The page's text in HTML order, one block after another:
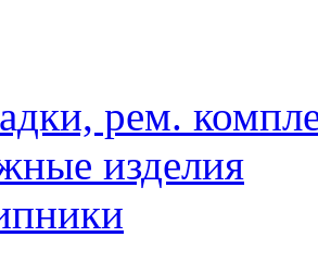
рем.
изделия